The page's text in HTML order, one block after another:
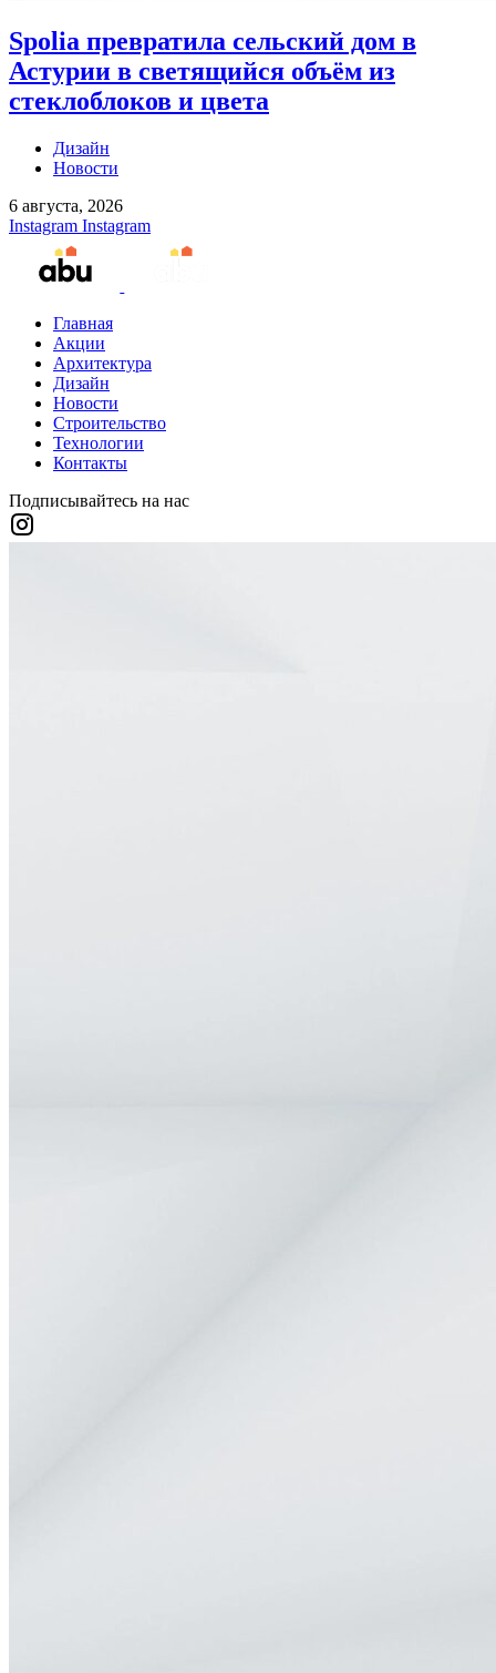
Spolia превратила сельский дом в
Астурии в светящийся объём из
стеклоблоков и цвета
Дизайн
Новости
6 августа, 2026
Instagram Instagram
Главная
Акции
Архитектура
Дизайн
Новости
Строительство
Технологии
Контакты
Подписывайтесь на нас